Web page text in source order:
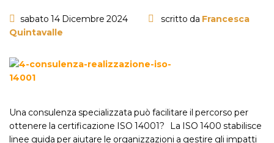
sabato 14 Dicembre 2024 scritto da Francesca
Quintavalle
Una consulenza specializzata può facilitare il percorso per
ottenere la certificazione ISO 14001? La ISO 1400 stabilisce
linee guida per aiutare le organizzazioni a gestire gli impatti